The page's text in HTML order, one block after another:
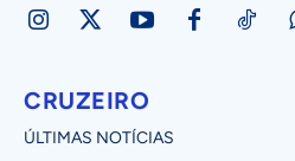
CRUZEIRO
ÚLTIMAS NOTÍCIAS